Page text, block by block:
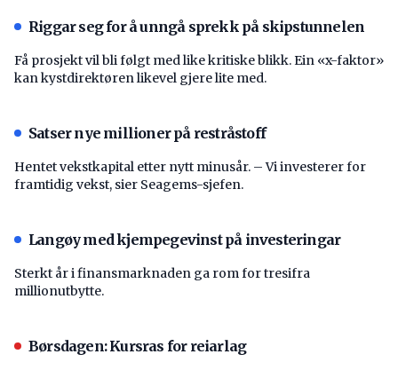
Riggar seg for å unngå sprekk på skipstunnelen
Få prosjekt vil bli følgt med like kritiske blikk. Ein «x-faktor»
kan kystdirektøren likevel gjere lite med.
Satser nye millioner på restråstoff
Hentet vekstkapital etter nytt minusår. – Vi investerer for
framtidig vekst, sier Seagems-sjefen.
Langøy med kjempegevinst på investeringar
Sterkt år i finansmarknaden ga rom for tresifra
millionutbytte.
Børsdagen: Kursras for reiarlag